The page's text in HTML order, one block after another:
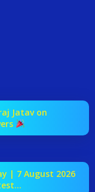
Jatav on
| 7 August 2026